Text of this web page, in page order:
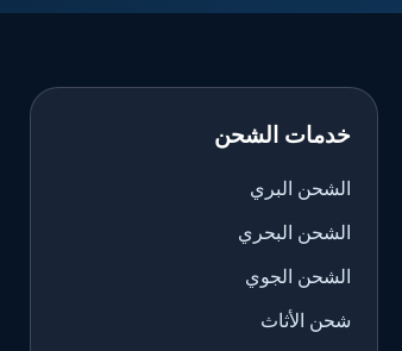
خدمات الشحن
الشحن البري
الشحن البحري
الشحن الجوي
شحن الأثاث